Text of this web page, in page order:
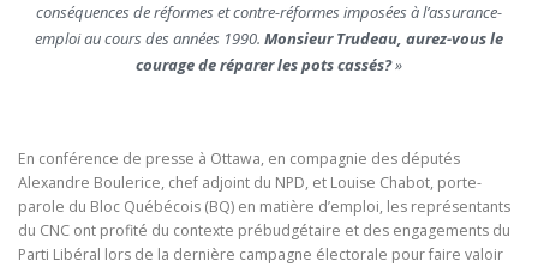
conséquences de réformes et contre-réformes imposées à l’assurance-
emploi au cours des années 1990. Monsieur Trudeau, aurez-vous le
courage de réparer les pots cassés?»
En conférence de presse à Ottawa, en compagnie des députés
Alexandre Boulerice, chef adjoint du NPD, et Louise Chabot, porte-
parole du Bloc Québécois (BQ) en matière d’emploi, les représentants
du CNC ont profité du contexte prébudgétaire et des engagements du
Parti Libéral lors de la dernière campagne électorale pour faire valoir